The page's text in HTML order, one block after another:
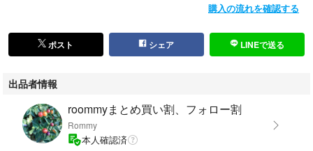
購入の流れを確認する
ポスト シェア LINEで送る
出品者情報
roommyまとめ買い割、フォロー割
Rommy
本人確認済